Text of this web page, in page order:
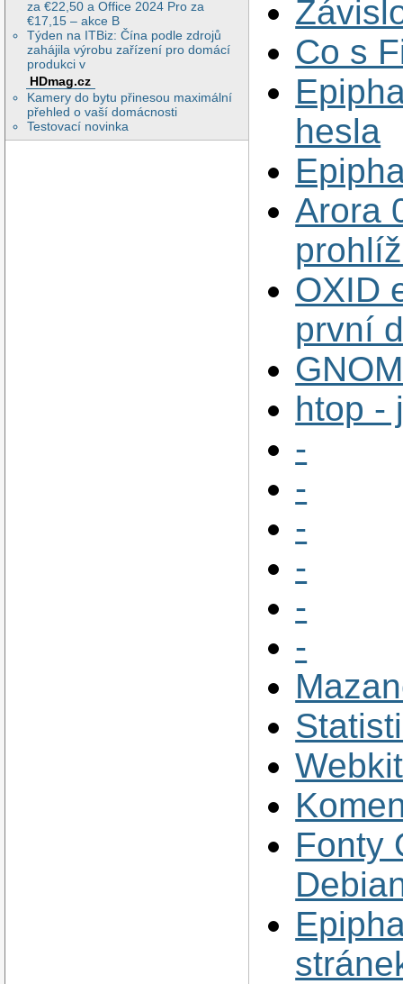
za €22,50 a Office 2024 Pro za
€17,15 – akce B
Týden na ITBiz: Čína podle zdrojů
zahájila výrobu zařízení pro domácí
produkci v
HDmag.cz
Kamery do bytu přinesou maximální
přehled o vaší domácnosti
Testovací novinka
Co s
hesla
Arora
OXID
první
htop -
-
-
-
-
-
-
Webkit
Fonty